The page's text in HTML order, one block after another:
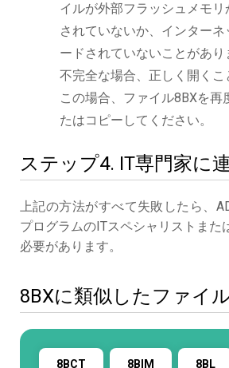
イルが外部フラッシュメモ
されていないか、インターネ
ードされていないことがあ
不完全な場合、正しく開くこ
この場合、ファイル8BXを再
たはコピーしてください。
ステップ4. IT専門家に
上記の方法がすべて失敗したら、
プログラムのITスペシャリストまた
必要があります。
8BXに類似したファイ
8BCT 8BIM 8BL